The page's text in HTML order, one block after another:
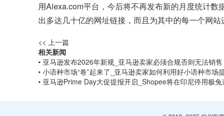
用Alexa.com平台，今后将不再发布新的月度统计
出多达几十亿的网址链接，而且为其中的每一个网站
<< 上一篇
相关新闻
• 亚马逊发布2026年新规_亚马逊卖家必须合规否则无法销售
• 小语种市场“卷”起来了_亚马逊卖家如何利用好小语种市场
• 亚马逊Prime Day大促提报开启_Shopee将在印尼停用极